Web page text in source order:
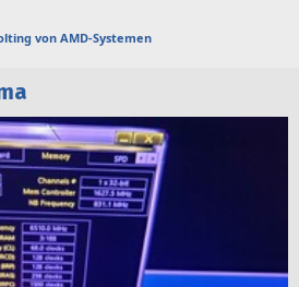
von AMD-Systemen